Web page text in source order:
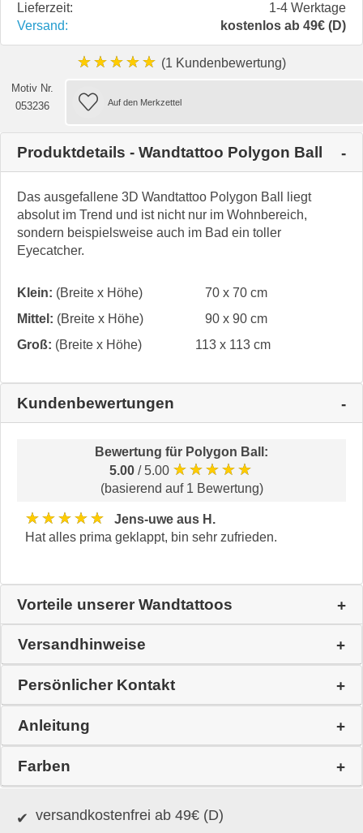
Lieferzeit:
1-4 Werktage
Versand:
kostenlos ab 49€ (D)
★★★★★ (1 Kundenbewertung)
Motiv Nr.
053236
Produktdetails - Wandtattoo Polygon Ball
Das ausgefallene 3D Wandtattoo Polygon Ball liegt
absolut im Trend und ist nicht nur im Wohnbereich,
sondern beispielsweise auch im Bad ein toller
Eyecatcher.
Klein: (Breite x Höhe)
70 x 70 cm
Mittel: (Breite x Höhe)
90 x 90 cm
Groß: (Breite x Höhe) 113 x 113 cm
Kundenbewertungen
Bewertung für Polygon Ball :
5.00 / 5.00 ★★★★★
(basierend auf 1 Bewertung)
★★★★★
Jens-uwe aus H.
Hat alles prima geklappt, bin sehr zufrieden.
Vorteile unserer Wandtattoos
Versandhinweise
Persönlicher Kontakt
Anleitung
Farben
versandkostenfrei ab 49€ (D)